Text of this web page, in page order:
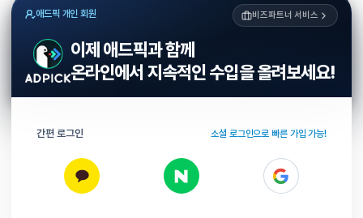
애드픽 개인 회원 비즈파트너 서비스
이제 애드픽과 함께
온라인에서 지속적인 수입을 올려보세요!
간편 로그인 소셜 로그인으로 빠른 가입 가능!